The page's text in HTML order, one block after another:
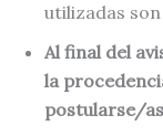
utilizadas
Al final del
la
postularse/